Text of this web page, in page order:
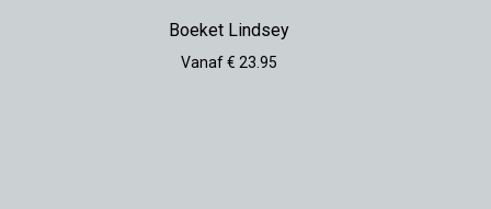
Boeket Lindsey
Vanaf € 23.95